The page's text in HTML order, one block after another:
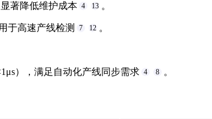
著降低维护成本 4 13 。
于高速产线检测 7 12 。
），满足自动化产线同步需求 4 8 。